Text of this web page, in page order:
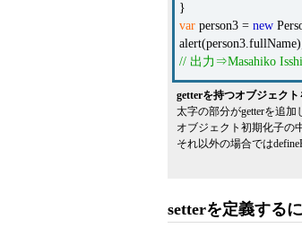
}
var person3 = new
// 出力⇒Masahiko
getterを持つオブジェクト
太字の部分がgetterを追加
オブジェクト初期化子の
それ以外の場合では
setterを定義する